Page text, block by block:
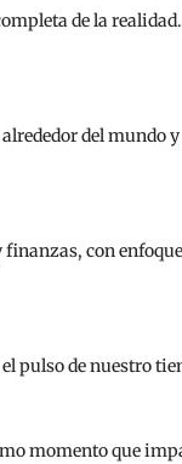
de la realidad.
del mundo y
con enfoque
pulso de nuestro
momento que